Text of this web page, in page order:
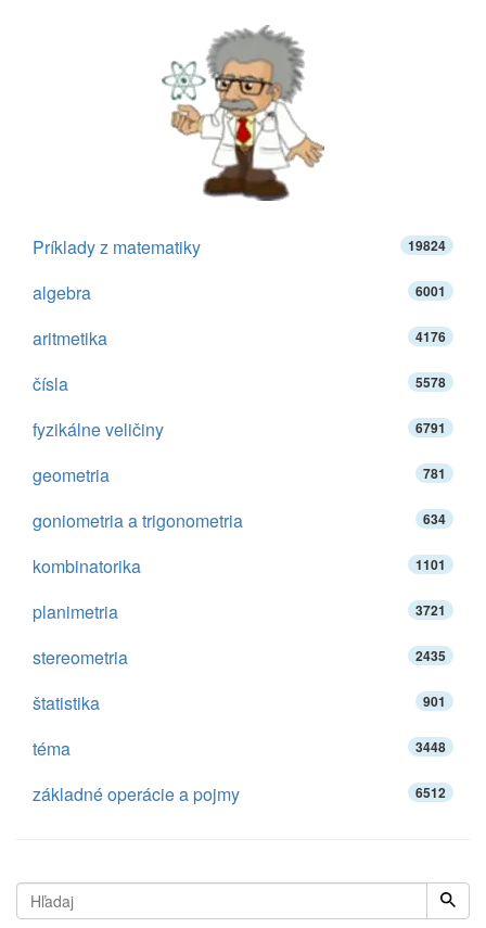
Príklady z matematiky 19824
algebra 6001
aritmetika 4176
čísla 5578
fyzikálne veličiny 6791
geometria 781
goniometria a trigonometria 634
kombinatorika 1101
planimetria 3721
stereometria 2435
štatistika 901
téma 3448
základné operácie a pojmy 6512